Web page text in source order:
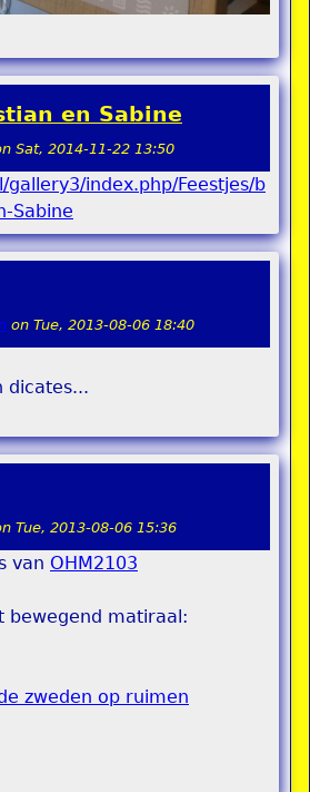
en Sabine
Sat, 2014-11-22 13:50
index.php/Feestjes/b
Sabine
on Tue, 2013-08-06 18:40
dicates...
Tue, 2013-08-06 15:36
van OHM2103
bewegend matiraal:
zweden op ruimen